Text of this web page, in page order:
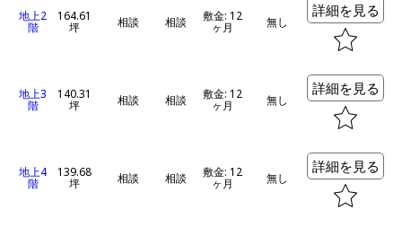
地上2
階
164.61
坪 相談 相談 敷金: 12
ヶ月 無し
詳細を見る
地上3
階
140.31
坪 相談 相談 敷金: 12
ヶ月 無し
詳細を見る
地上4
階
139.68
坪 相談 相談 敷金: 12
ヶ月 無し
詳細を見る